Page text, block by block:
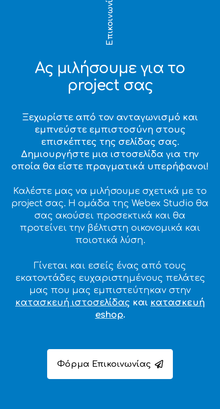
Επικοινωνία
Ας μιλήσουμε για το
project σας
Ξεχωρίστε από τον ανταγωνισμό και
εμπνεύστε εμπιστοσύνη στους
επισκέπτες της σελίδας σας.
Δημιουργήστε μια ιστοσελίδα για την
οποία θα είστε πραγματικά υπερήφανοι!
Καλέστε μας να μιλήσουμε σχετικά με το
project σας. Η ομάδα της Webex Studio θα
σας ακούσει προσεκτικά και θα
προτείνει την βέλτιστη οικονομικά και
ποιοτικά λύση.
Γίνεται και εσείς ένας από τους
εκατοντάδες ευχαριστημένους πελάτες
μας που μας εμπιστεύτηκαν στην
κατασκευή ιστοσελίδας και κατασκευή
eshop.
Φόρμα Επικοινωνίας